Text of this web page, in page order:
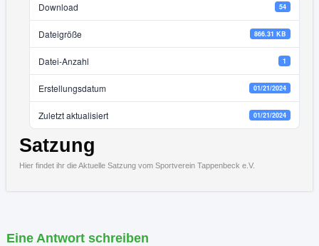
Download 54
Dateigröße 866.31 KB
Datei-Anzahl 1
Erstellungsdatum 01/21/2024
Zuletzt aktualisiert 01/21/2024
Satzung
Hier findet ihr die Aktuelle Satzung vom Sportverein Tappenbeck e.V.
Eine Antwort schreiben